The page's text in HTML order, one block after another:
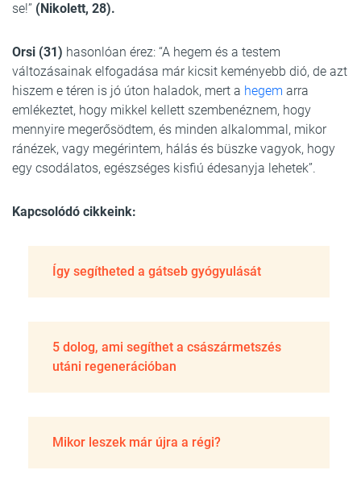
se!” (Nikolett, 28).
Orsi (31) hasonlóan érez: “A hegem és a testem
változásainak elfogadása már kicsit keményebb dió, de azt
hiszem e téren is jó úton haladok, mert a hegem arra
emlékeztet, hogy mikkel kellett szembenéznem, hogy
mennyire megerősödtem, és minden alkalommal, mikor
ránézek, vagy megérintem, hálás és büszke vagyok, hogy
egy csodálatos, egészséges kisfiú édesanyja lehetek”.
Kapcsolódó cikkeink:
Így segítheted a gátseb gyógyulását
5 dolog, ami segíthet a császármetszés
utáni regenerációban
Mikor leszek már újra a régi?